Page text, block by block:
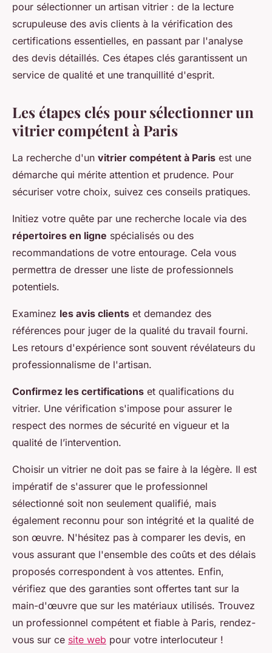
pour sélectionner un artisan vitrier : de la lecture
scrupuleuse des avis clients à la vérification des
certifications essentielles, en passant par l'analyse
des devis détaillés. Ces étapes clés garantissent un
service de qualité et une tranquillité d'esprit.
Les étapes clés pour sélectionner un
vitrier compétent à Paris
La recherche d'un vitrier compétent à Paris est une
démarche qui mérite attention et prudence. Pour
sécuriser votre choix, suivez ces conseils pratiques.
Initiez votre quête par une recherche locale via des
répertoires en ligne spécialisés ou des
recommandations de votre entourage. Cela vous
permettra de dresser une liste de professionnels
potentiels.
Examinez les avis clients et demandez des
références pour juger de la qualité du travail fourni.
Les retours d'expérience sont souvent révélateurs du
professionnalisme de l'artisan.
Confirmez les certifications et qualifications du
vitrier. Une vérification s'impose pour assurer le
respect des normes de sécurité en vigueur et la
qualité de l’intervention.
Choisir un vitrier ne doit pas se faire à la légère. Il est
impératif de s'assurer que le professionnel
sélectionné soit non seulement qualifié, mais
également reconnu pour son intégrité et la qualité de
son œuvre. N'hésitez pas à comparer les devis, en
vous assurant que l'ensemble des coûts et des délais
proposés correspondent à vos attentes. Enfin,
vérifiez que des garanties sont offertes tant sur la
main-d'œuvre que sur les matériaux utilisés. Trouvez
un professionnel compétent et fiable à Paris, rendez-
vous sur ce site web pour votre interlocuteur !